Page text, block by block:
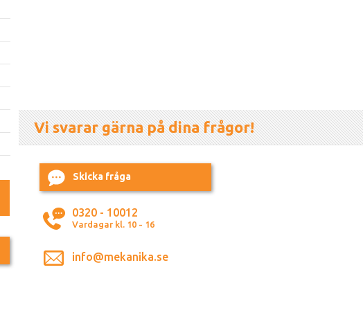
Vi svarar gärna på dina frågor!
Skicka fråga
0320 - 10012
Vardagar kl. 10 - 16
info@mekanika.se